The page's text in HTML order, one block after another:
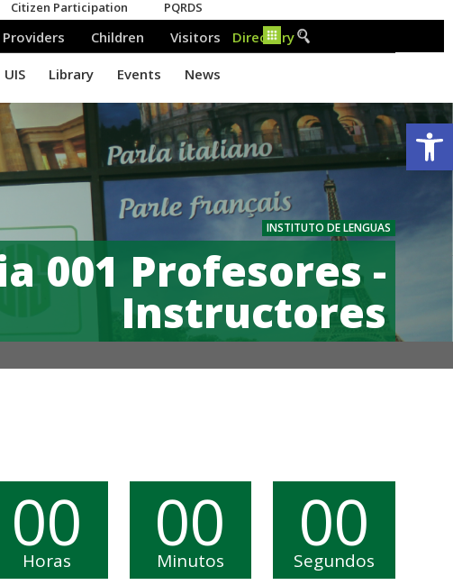
INSTITUTO DE LENGUAS
001 Profesores -
Instructores
00
Horas 00
Minutos 00
Segundos